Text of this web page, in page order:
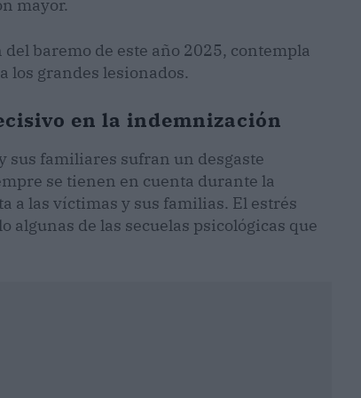
mayor.
baremo de este año 2025, contempla
los grandes lesionados.
en la indemnización
sus familiares sufran un desgaste
se tienen en cuenta durante la
a las víctimas y sus familias. El estrés
algunas de las secuelas psicológicas que